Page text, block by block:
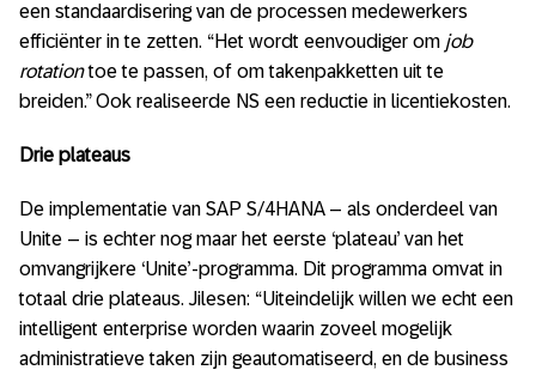
een standaardisering van de processen medewerkers
efficiënter in te zetten. “Het wordt eenvoudiger om job
rotationtoe te passen, of om takenpakketten uit te
breiden.” Ook realiseerde NS een reductie in licentiekosten.
Drie plateaus
De implementatie van SAP S/4HANA – als onderdeel van
Unite – is echter nog maar het eerste ‘plateau’ van het
omvangrijkere ‘Unite’-programma. Dit programma omvat in
totaal drie plateaus. Jilesen: “Uiteindelijk willen we echt een
intelligent enterprise worden waarin zoveel mogelijk
administratieve taken zijn geautomatiseerd, en de business